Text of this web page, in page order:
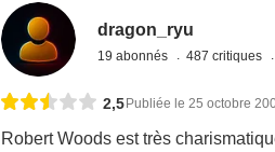
dragon_ryu
19 abonnés 487 critiques
2,5 Publiée le 25 octobre
Robert Woods est très